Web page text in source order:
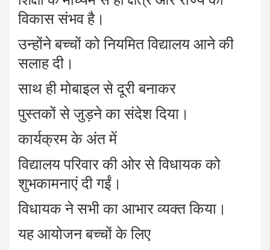
विकास संभव है।
उन्होंने बच्चों को नियमित विद्यालय आने की
सलाह दी।
साथ ही मोबाइल से दूरी बनाकर
पुस्तकों से जुड़ने का संदेश दिया।
कार्यक्रम के अंत में
विद्यालय परिवार की ओर से विधायक को
शुभकामनाएं दी गईं।
विधायक ने सभी का आभार व्यक्त किया।
यह आयोजन बच्चों के लिए